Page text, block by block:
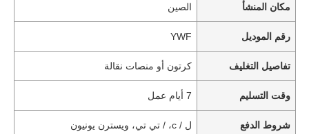
مكان المنشأ الصين
رقم الموديل YWF
تفاصيل التغليف كرتون أو منصات نقالة
وقت التسليم 7 أيام عمل
شروط الدفع ل / c، / تي تي، ويسترن يونيون